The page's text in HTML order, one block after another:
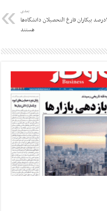
بعدی
۴۰درصد بیکاران فارغ التحصیلان دانشگاه‌ها
هستند